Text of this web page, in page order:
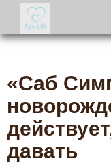
«Саб
давать